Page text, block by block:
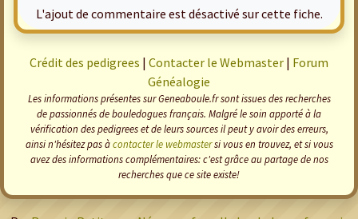
L'ajout de commentaire est désactivé sur cette fiche.
Crédit des pedigrees | Contacter le Webmaster | Forum
Généalogie
Les informations présentes sur Geneaboule.fr sont issues des recherches
de passionnés de bouledogues français. Malgré le soin apporté à la
vérification des pedigrees et de leurs sources il peut y avoir des erreurs,
ainsi n'hésitez pas àcontacter le webmastersi vous en trouvez, et si vous
avez des informations complémentaires: c'est grâce au partage de nos
recherches que ce site existe!